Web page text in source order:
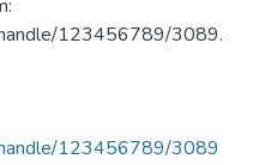
123456789/3089.
123456789/3089